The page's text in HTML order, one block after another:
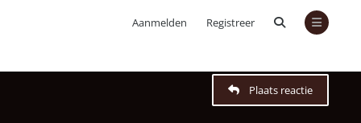
Aanmelden Registreer
Plaats reactie